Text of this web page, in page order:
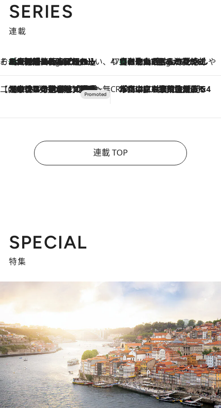
SERIES
連載
そおだよおこの関西おいしい、おやつ紀行8 Hours Ago
［大阪府箕面市］一皿一皿目の前で仕上げられる、料理を巧みに組み込んだアシェットデセールコース「ミチル アシェット デセール（Michiru assiette dessert）」 47都道府県の手みやげ ひんやりスイーツで夏を満喫
8 Hours Ago
【和歌山県】この夏絶対食べたい 冷やしておいしいおやつ3選 みかんがごろっと丸ごと入ったジュレ
【CREA×星野リゾート】唯一無二。癒しと発見が待つ場所へ
2026.8.7
【トンボの足水浴】ヒノキの香りに包まれて涼感マックス！約13℃の湧水かけ流しを避暑地「星野温泉 トンボの湯」で体験 CREA'S CHOICE
2026.8.7
「立川にも歌舞伎があるんだよ」 片岡仁左衛門・市川中車ら豪華座組みで4年目の立川立飛歌舞伎へ
連載 TOP
SPECIAL
特集